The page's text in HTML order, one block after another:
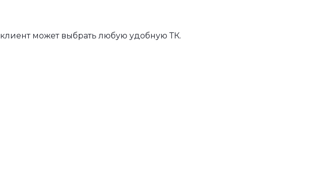
клиент может выбрать любую удобную ТК.